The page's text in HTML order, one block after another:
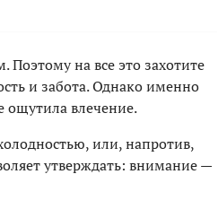
Поэтому на все это захотите
и забота. Однако именно
ощутила влечение.
или, напротив,
утверждать: внимание —